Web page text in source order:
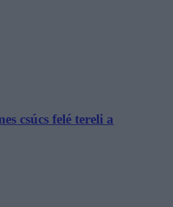
csúcs felé tereli a